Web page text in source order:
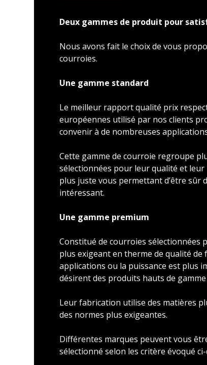
Deux gammes de produit pour
Nous avons fait le choix de vous
courroies.
Une gamme standard
Le meilleur rapport qualité prix
européennes utilisé par nos clients
convenir à de nombreuses
Cette gamme de courroie regroupe
sélectionnées pour leur qualité et leur
plus juste vous permettant d’être sûr
intéressant.
Une gamme premium
Constitué de courroies sélectionnées
plus exigeant en therme de qualité de
applications ou la puissance est plus
désirent des produits hauts de
Leur fabrication utilise des matières
des normes plus exigeantes.
Différentes marques peuvent vous
sélectionné selon les critère évoqué ci-